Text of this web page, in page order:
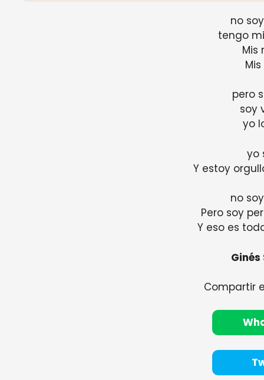
no
tengo
Mis
pero
soy
yo
yo
Y estoy
no
Pero soy
Y eso es
Compartir